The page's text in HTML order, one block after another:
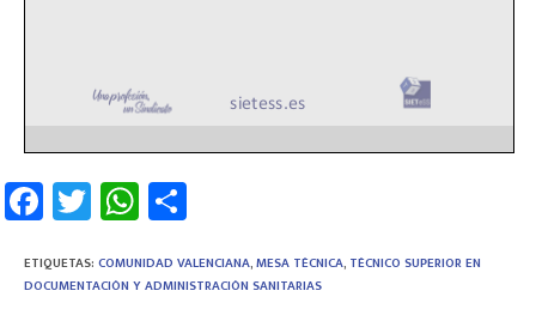
Fa
ce
b
T
wi
tt
W
h
at m
ETIQUETAS: COMUNIDAD VALENCIANA,MESA TÉCNICA, TÉCNICO SUPERIOR EN
DOCUMENTACIÓN Y ADMINISTRACIÓN SANITARIAS